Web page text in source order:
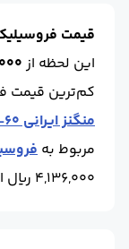
قیمت
این لحظه از
کم‌ترین قیمت
منگنز ایرانی 60-10
مربوط به
4,136,000 ریال است.